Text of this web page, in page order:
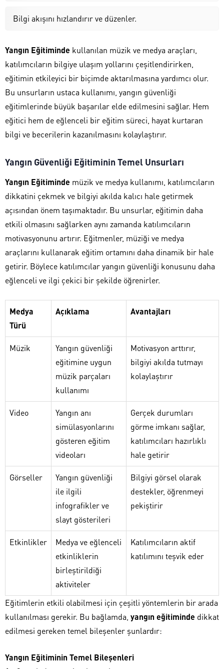
Bilgi akışını hızlandırır ve düzenler.
Yangın Eğitiminde kullanılan müzik ve medya araçları,
katılımcıların bilgiye ulaşım yollarını çeşitlendirirken,
eğitimin etkileyici bir biçimde aktarılmasına yardımcı olur.
Bu unsurların ustaca kullanımı, yangın güvenliği
eğitimlerinde büyük başarılar elde edilmesini sağlar. Hem
eğitici hem de eğlenceli bir eğitim süreci, hayat kurtaran
bilgi ve becerilerin kazanılmasını kolaylaştırır.
Yangın Güvenliği Eğitiminin Temel Unsurları
Yangın Eğitiminde müzik ve medya kullanımı, katılımcıların
dikkatini çekmek ve bilgiyi akılda kalıcı hale getirmek
açısından önem taşımaktadır. Bu unsurlar, eğitimin daha
etkili olmasını sağlarken aynı zamanda katılımcıların
motivasyonunu artırır. Eğitmenler, müziği ve medya
araçlarını kullanarak eğitim ortamını daha dinamik bir hale
getirir. Böylece katılımcılar yangın güvenliği konusunu daha
eğlenceli ve ilgi çekici bir şekilde öğrenirler.
Medya
Türü
Açıklama Avantajları
Müzik
Yangın güvenliği
eğitimine uygun
müzik parçaları
kullanımı
Motivasyon arttırır,
bilgiyi akılda tutmayı
kolaylaştırır
Video
Yangın anı
simülasyonlarını
gösteren eğitim
videoları
Gerçek durumları
görme imkanı sağlar,
katılımcıları hazırlıklı
hale getirir
Görseller
Yangın güvenliği
ile ilgili
infografikler ve
slayt gösterileri
Bilgiyi görsel olarak
destekler, öğrenmeyi
pekiştirir
Etkinlikler
Medya ve eğlenceli
etkinliklerin
birleştirildiği
aktiviteler
Katılımcıların aktif
katılımını teşvik eder
Eğitimlerin etkili olabilmesi için çeşitli yöntemlerin bir arada
kullanılması gerekir. Bu bağlamda, yangın eğitiminde dikkat
edilmesi gereken temel bileşenler şunlardır:
Yangın Eğitiminin Temel Bileşenleri